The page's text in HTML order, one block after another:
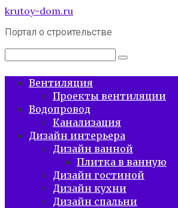
Перейти
контенту
krutoy-dom.ru
Портал о строительстве
Поиск:
Вентиляция
Проекты вентиляции
Водопровод
Канализация
Дизайн интерьера
Дизайн ванной
Плитка в ванную
Дизайн гостиной
Дизайн кухни
Дизайн спальни